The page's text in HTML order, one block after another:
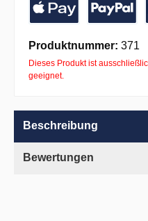
Produktnummer: 371
Dieses Produkt ist
geeignet.
Beschreibung
Bewertungen